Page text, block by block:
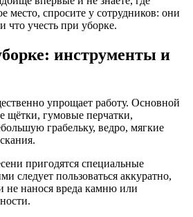
место, спросите у сотрудников: они
что учесть при уборке.
инструменты и
упрощает работу. Основной
щётки, гумовые перчатки,
грабельку, ведро, мягкие
пригодятся специальные
следует пользоваться аккуратно,
не нанося вреда камню или